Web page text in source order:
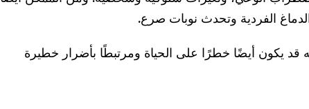
الفردية وتحدث نوبات صرع.
قد يكون أيضًا خطرًا على الحياة ومرتبطًا بأضرار خطيرة